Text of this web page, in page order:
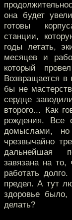
она будет
готовы
станции,
годы летать,
месяцев и
который
Возвращается в
бы не
сердце
второго... Как
рождения. Все
домыслами,
чрезвычайно
дальнейшая
завязана на
работать
предел. А тут
здоровье
делать?